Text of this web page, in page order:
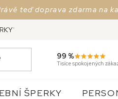
teď doprava zdarma na
VRÁCENÍ ZBOŽÍ,
99 %
Tisíce spokojených
ŠPERKY